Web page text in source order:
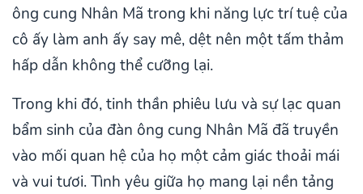
ông cung Nhân Mã trong khi năng lực trí tuệ của
cô ấy làm anh ấy say mê, dệt nên một tấm thảm
hấp dẫn không thể cưỡng lại.
Trong khi đó, tinh thần phiêu lưu và sự lạc quan
bẩm sinh của đàn ông cung Nhân Mã đã truyền
vào mối quan hệ của họ một cảm giác thoải mái
và vui tươi. Tình yêu giữa họ mang lại nền tảng